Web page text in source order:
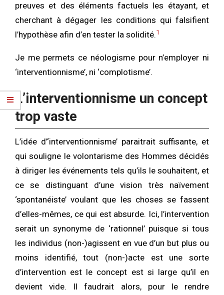
preuves et des éléments factuels les étayant, et
cherchant à dégager les conditions qui falsifient
l’hypothèse afin d’en tester la solidité.1
Je me permets ce néologisme pour n’employer ni
‘interventionnisme’, ni ‘complotisme’.
L’interventionnisme un concept
trop vaste
L’idée d’‘interventionnisme’ paraitrait suffisante, et
qui souligne le volontarisme des Hommes décidés
à diriger les événements tels qu’ils le souhaitent, et
ce se distinguant d’une vision très naïvement
‘spontanéiste’ voulant que les choses se fassent
d’elles-mêmes, ce qui est absurde. Ici, l’intervention
serait un synonyme de ‘rationnel’ puisque si tous
les individus (non-)agissent en vue d’un but plus ou
moins identifié, tout (non-)acte est une sorte
d’intervention est le concept est si large qu’il en
devient vide. Il faudrait alors, pour le rendre